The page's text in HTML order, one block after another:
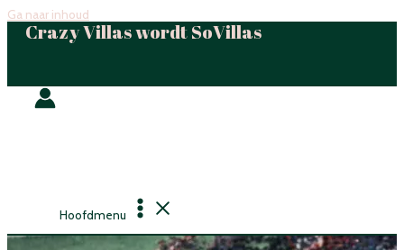
Ga naar inhoud
Crazy Villas wordt SoVillas
Hoofdmenu